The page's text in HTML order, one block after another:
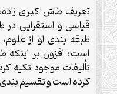
تعريف طاش كبرى
قياسى و استقرايى در
طبقه بندى او از
است؛ افزون بر
تأليفات موجود تكيه
كرده است و تقسيم